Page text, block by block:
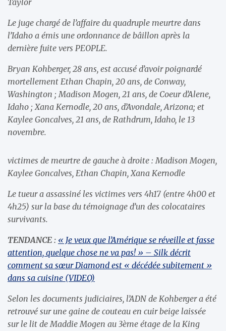
Taylor
Le juge chargé de l’affaire du quadruple meurtre dans
l’Idaho a émis une ordonnance de bâillon après la
dernière fuite vers PEOPLE.
Bryan Kohberger, 28 ans, est accusé d’avoir poignardé
mortellement Ethan Chapin, 20 ans, de Conway,
Washington ; Madison Mogen, 21 ans, de Coeur d’Alene,
Idaho ; Xana Kernodle, 20 ans, d’Avondale, Arizona; et
Kaylee Goncalves, 21 ans, de Rathdrum, Idaho, le 13
novembre.
victimes de meurtre de gauche à droite : Madison Mogen,
Kaylee Goncalves, Ethan Chapin, Xana Kernodle
Le tueur a assassiné les victimes vers 4h17 (entre 4h00 et
4h25) sur la base du témoignage d’un des colocataires
survivants.
TENDANCE : « Je veux que l’Amérique se réveille et fasse
attention, quelque chose ne va pas! » – Silk décrit
comment sa sœur Diamond est « décédée subitement »
dans sa cuisine (VIDEO)
Selon les documents judiciaires, l’ADN de Kohberger a été
retrouvé sur une gaine de couteau en cuir beige laissée
sur le lit de Maddie Mogen au 3ème étage de la King